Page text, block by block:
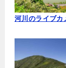
河川のライブカ